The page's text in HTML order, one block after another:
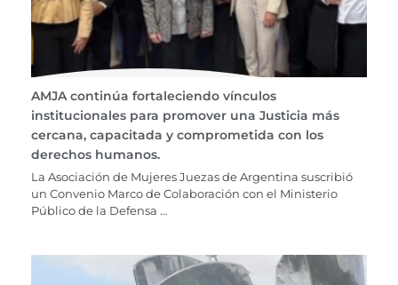
AMJA continúa fortaleciendo vínculos
institucionales para promover una Justicia más
cercana, capacitada y comprometida con los
derechos humanos.
La Asociación de Mujeres Juezas de Argentina suscribió
un Convenio Marco de Colaboración con el Ministerio
Público de la Defensa …